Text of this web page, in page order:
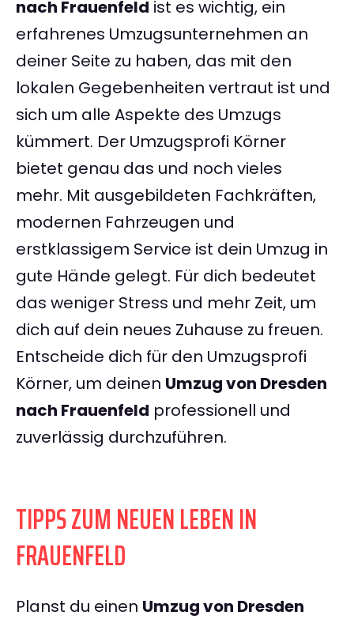
nach Frauenfeld ist es wichtig, ein
erfahrenes Umzugsunternehmen an
deiner Seite zu haben, das mit den
lokalen Gegebenheiten vertraut ist und
sich um alle Aspekte des Umzugs
kümmert. Der Umzugsprofi Körner
bietet genau das und noch vieles
mehr. Mit ausgebildeten Fachkräften,
modernen Fahrzeugen und
erstklassigem Service ist dein Umzug in
gute Hände gelegt. Für dich bedeutet
das weniger Stress und mehr Zeit, um
dich auf dein neues Zuhause zu freuen.
Entscheide dich für den Umzugsprofi
Körner, um deinen Umzug von Dresden
nach Frauenfeld professionell und
zuverlässig durchzuführen.
TIPPS ZUM NEUEN LEBEN IN
FRAUENFELD
Planst du einen Umzug von Dresden